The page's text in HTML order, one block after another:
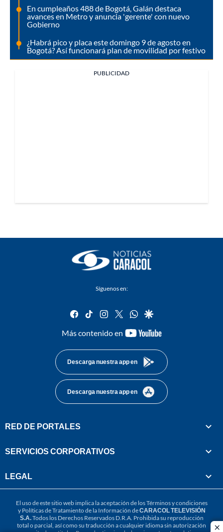
En cumpleaños 488 de Bogotá, Galán destaca
avances en Metro y anuncia 'gerente' con nuevo
Gobierno
¿Habrá pico y placa este domingo 9 de agosto en
Bogotá? Así funcionará plan de movilidad por festivo
PUBLICIDAD
Síguenos en:
facebook
tiktok instagram
twitterwhatsapp
google
Más contenido en
youtube-
Descarga nuestra app en
Descarga nuestra app en
RED DE PORTALES
SERVICIOS CORPORATIVOS
LEGAL
El uso de este sitio web implica la aceptación de losTérminos y condiciones
y Políticas de Tratamiento de la Información deCARACOL TELEVISIÓN
S.A.Todos los Derechos Reservados D.R.A. Prohibida su reproducción
total o parcial, así como su traducción a cualquier idioma sin autorización